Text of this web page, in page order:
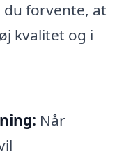
forvente, at
kvalitet og i
Når